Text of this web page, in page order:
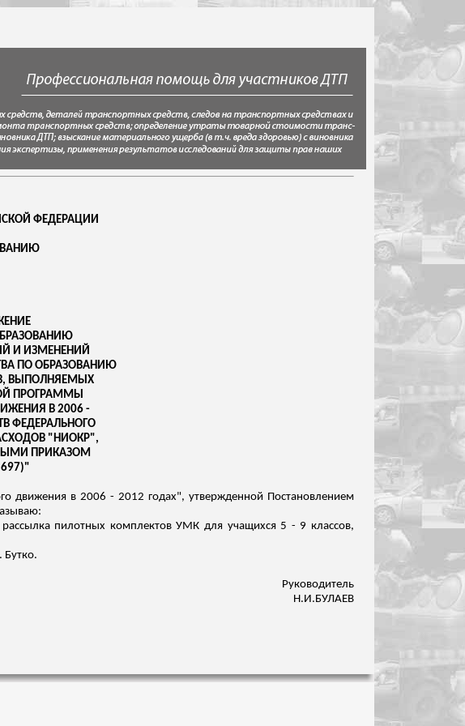
ФЕДЕРАЦИИ
И ИЗМЕНЕНИЙ
ПО ОБРАЗОВАНИЮ
ВЫПОЛНЯЕМЫХ
ПРОГРАММЫ
В 2006 -
ФЕДЕРАЛЬНОГО
"НИОКР",
ПРИКАЗОМ
движения в 2006 - 2012 годах", утвержденной Постановлением
пилотных комплектов УМК для учащихся 5 - 9 классов,
Бутко.
Руководитель
Н.И.БУЛАЕВ